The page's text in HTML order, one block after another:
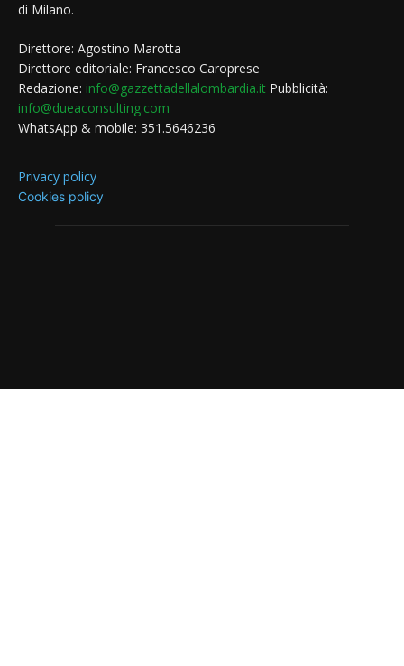
di Milano.
Direttore: Agostino Marotta
Direttore editoriale: Francesco Caroprese
Redazione: info@gazzettadellalombardia.it Pubblicità:
info@dueaconsulting.com
WhatsApp & mobile: 351.5646236
Privacy policy
Cookies policy